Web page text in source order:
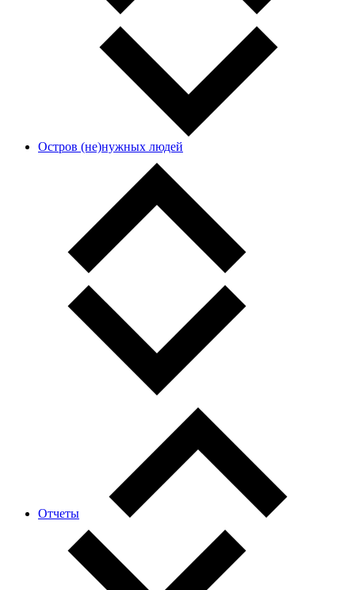
Остров (не)нужных людей
Отчеты